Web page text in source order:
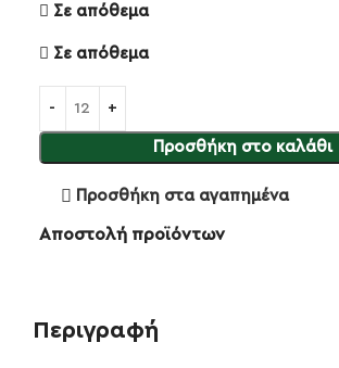
Σε απόθεμα
Σε απόθεμα
Προσθήκη στο καλάθι
Προσθήκη στα αγαπημένα
Αποστολή προϊόντων
Περιγραφή